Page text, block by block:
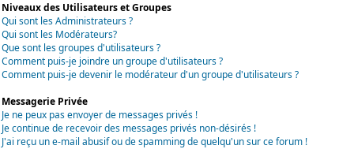
Niveaux des Utilisateurs et Groupes
Qui sont les Administrateurs ?
Qui sont les Modérateurs?
Que sont les groupes d'utilisateurs ?
Comment puis-je joindre un groupe d'utilisateurs ?
Comment puis-je devenir le modérateur d'un groupe d'utilisateurs ?
Messagerie Privée
Je ne peux pas envoyer de messages privés !
Je continue de recevoir des messages privés non-désirés !
J'ai reçu un e-mail abusif ou de spamming de quelqu'un sur ce forum !